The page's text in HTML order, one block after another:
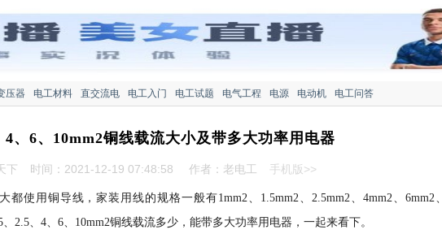
压器 电工材料 直交流电 电工入门 电工试题 电气工程 电源 电动机
电工问答
4、6、10mm2铜线载流大小及带多大功率用电器
下 时间：2021-12-19 07:48:58 作者：老电工 手机版>>
使用铜导线，家装用线的规格一般有1mm2、1.5mm2、2.5mm2、4mm2、6mm2、
2.5、4、6、10mm2铜线载流多少，能带多大功率用电器，一起来看下。